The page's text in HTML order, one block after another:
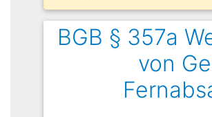
BGB § 357a
von